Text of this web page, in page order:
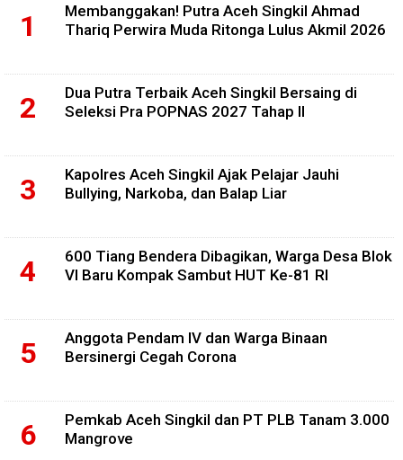
Membanggakan! Putra Aceh Singkil Ahmad
Thariq Perwira Muda Ritonga Lulus Akmil 2026
Dua Putra Terbaik Aceh Singkil Bersaing di
Seleksi Pra POPNAS 2027 Tahap II
Kapolres Aceh Singkil Ajak Pelajar Jauhi
Bullying, Narkoba, dan Balap Liar
600 Tiang Bendera Dibagikan, Warga Desa Blok
VI Baru Kompak Sambut HUT Ke-81 RI
Anggota Pendam IV dan Warga Binaan
Bersinergi Cegah Corona
Pemkab Aceh Singkil dan PT PLB Tanam 3.000
Mangrove